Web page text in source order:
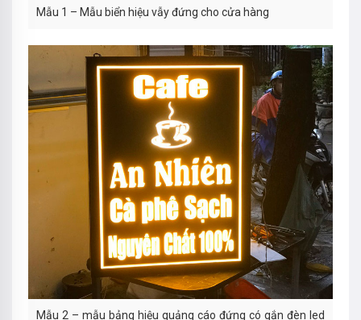
Mẫu 1 – Mẫu biển hiệu vẫy đứng cho cửa hàng
Mẫu 2 – mẫu bảng hiệu quảng cáo đứng có gắn đèn led